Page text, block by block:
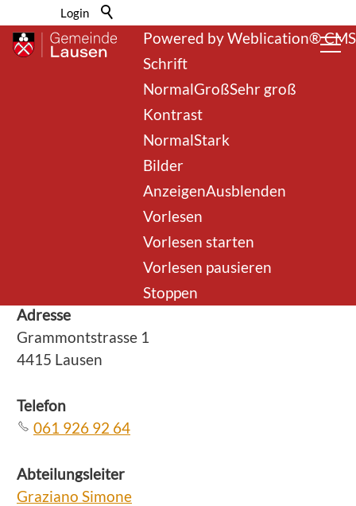
Powered by Weblication® CMS
Schrift
NormalGroßSehr groß
Kontrast
NormalStark
Bilder
AnzeigenAusblenden
Vorlesen
Vorlesen starten
Vorlesen pausieren
Stoppen
Login
zurück zur Übersicht
Adresse
Grammontstrasse 1
4415 Lausen
Telefon
061 926 92 64
Abteilungsleiter
Graziano Simone